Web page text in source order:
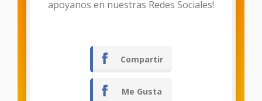
Descargar
apoyanos en nuestras Redes Sociales!
Compartir
Me Gusta